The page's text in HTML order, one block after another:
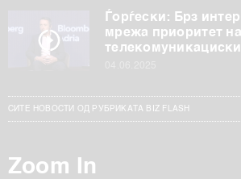
Ѓорѓески: Брз
мрежа приоритет на
СИТЕ НОВОСТИ ОД РУБРИКАТА BIZ FLASH
Zoom In